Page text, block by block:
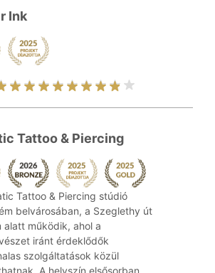
Ink
Tattoo & Piercing
Tattoo & Piercing stúdió
belvárosában, a Szeglethy út
alatt működik, ahol a
iránt érdeklődők
szolgáltatások közül
A helyszín elsősorban